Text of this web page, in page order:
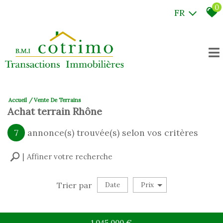
FR 0
Accueil Vente De Terrains
Achat terrain Rhône
7 annonce(s) trouvée(s) selon vos critères
Affiner votre recherche
Trier par Date Prix